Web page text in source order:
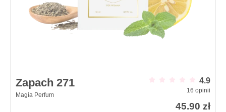
Zapach 271
Magia Perfum
4.9
16 opinii
45.90 zł